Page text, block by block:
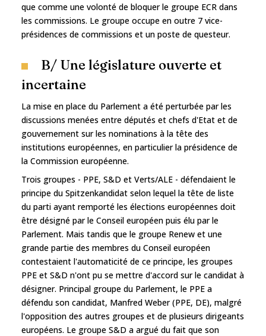
que comme une volonté de bloquer le groupe ECR dans
les commissions. Le groupe occupe en outre 7 vice-
présidences de commissions et un poste de questeur.
B/ Une législature ouverte et
incertaine
La mise en place du Parlement a été perturbée par les
discussions menées entre députés et chefs d'Etat et de
gouvernement sur les nominations à la tête des
institutions européennes, en particulier la présidence de
la Commission européenne.
Trois groupes - PPE, S&D et Verts/ALE - défendaient le
principe du Spitzenkandidat selon lequel la tête de liste
du parti ayant remporté les élections européennes doit
être désigné par le Conseil européen puis élu par le
Parlement. Mais tandis que le groupe Renew et une
grande partie des membres du Conseil européen
contestaient l'automaticité de ce principe, les groupes
PPE et S&D n'ont pu se mettre d'accord sur le candidat à
désigner. Principal groupe du Parlement, le PPE a
défendu son candidat, Manfred Weber (PPE, DE), malgré
l'opposition des autres groupes et de plusieurs dirigeants
européens. Le groupe S&D a argué du fait que son